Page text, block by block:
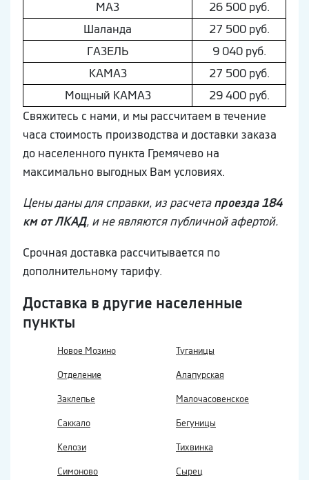
МAЗ
26 500 руб.
Шaлaнда
27 500 руб.
ГAЗEЛЬ
9 040 руб.
КAМAЗ
27 500 руб.
Мощный КAМAЗ
29 400 руб.
Свяжитесь с нами, и мы рассчитаем в течение
часа стоимость производства и доставки заказа
до населенного пункта Гремячево на
максимально выгодных Вам условиях.
Цены даны для справки, из расчетапроезда 184
км от ЛКАД, и не являются публичной афертой.
Срочная доставка рассчитывается по
дополнительному тарифу.
Доставка в другие населенные
пункты
Новое Мозино Туганицы
Отделение Алапурская
Заклепье Малочасовенское
Саккало Бегуницы
Келози Тихвинка
Симоново Сырец